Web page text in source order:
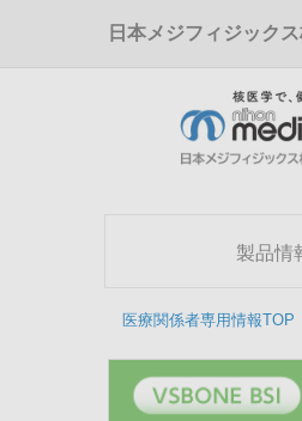
日本メジフィジック
製品情
医療関係者専用情報TOP